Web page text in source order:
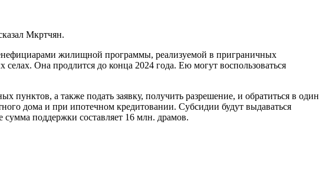
Мкртчян.
жилищной программы, реализуемой в приграничных
Она продлится до конца 2024 года. Ею могут воспользоваться
а также подать заявку, получить разрешение, и обратиться в один
дома и при ипотечном кредитовании. Субсидии будут выдаваться
поддержки составляет 16 млн. драмов.